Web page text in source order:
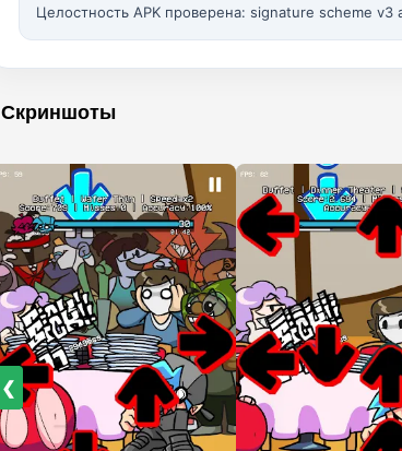
Целостность APK проверена: signature scheme
Скриншоты
❮